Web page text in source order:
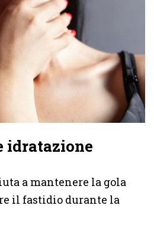
idratazione
a mantenere la gola
il fastidio durante la